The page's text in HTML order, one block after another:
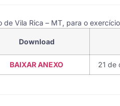
Vila Rica – MT, para o
Download
BAIXAR ANEXO 21 de